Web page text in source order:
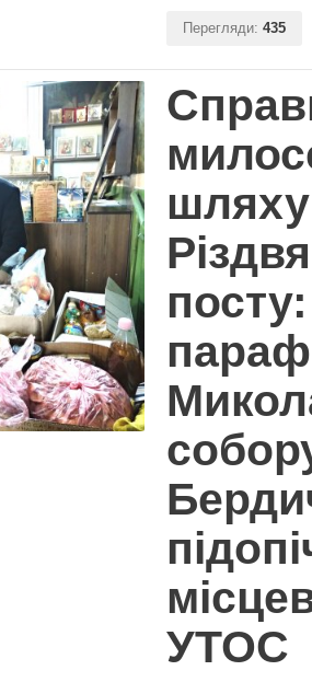
Перегляди: 435
шляху
УТОС